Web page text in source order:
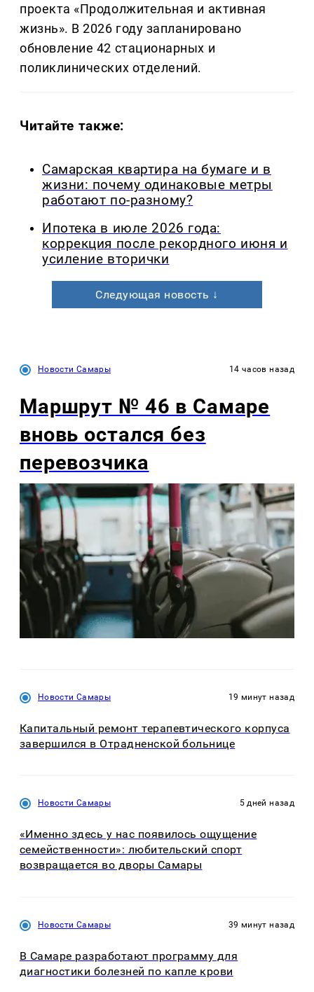
проекта «Продолжительная и активная
жизнь». В 2026 году запланировано
обновление 42 стационарных и
поликлинических отделений.
Читайте также:
Самарская квартира на бумаге и в
жизни: почему одинаковые метры
работают по-разному?
Ипотека в июле 2026 года:
коррекция после рекордного июня и
усиление вторички
Следующая новость ↓
Новости Самары 14 часов назад
Маршрут № 46 в Самаре
вновь остался без
перевозчика
Новости Самары 19 минут назад
Капитальный ремонт терапевтического корпуса
завершился в Отрадненской больнице
Новости Самары 5 дней назад
«Именно здесь у нас появилось ощущение
семейственности»: любительский спорт
возвращается во дворы Самары
Новости Самары 39 минут назад
В Самаре разработают программу для
диагностики болезней по капле крови